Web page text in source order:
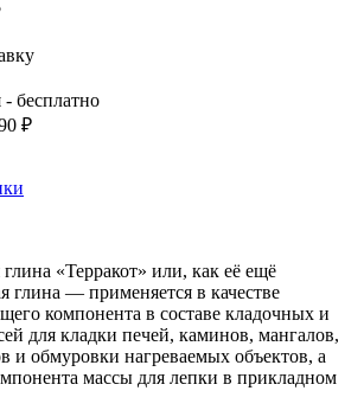
бесплатно
₽
«Терракот» или, как её ещё
глина — применяется в качестве
компонента в составе кладочных и
для кладки печей, каминов, мангалов,
и обмуровки нагреваемых объектов, а
массы для лепки в прикладном